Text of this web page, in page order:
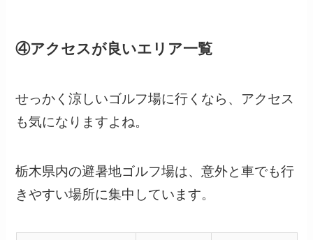
④アクセスが良いエリア一覧
せっかく涼しいゴルフ場に行くなら、アクセス
も気になりますよね。
栃木県内の避暑地ゴルフ場は、意外と車でも行
きやすい場所に集中しています。